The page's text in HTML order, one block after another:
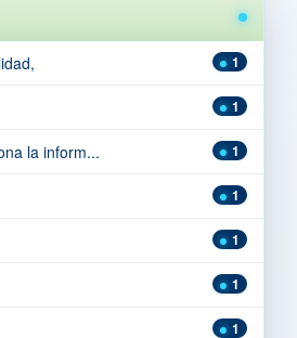
1
1
1
la inform...
1
1
1
1